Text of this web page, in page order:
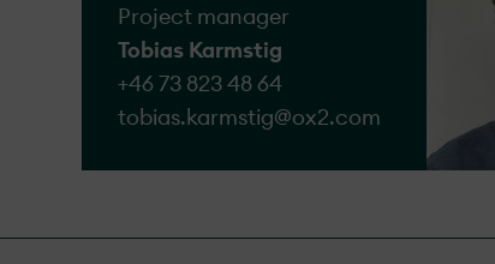
Project manager
Tobias Karmstig
+46 73 823 48 64
tobias.karmstig@​ox2.com